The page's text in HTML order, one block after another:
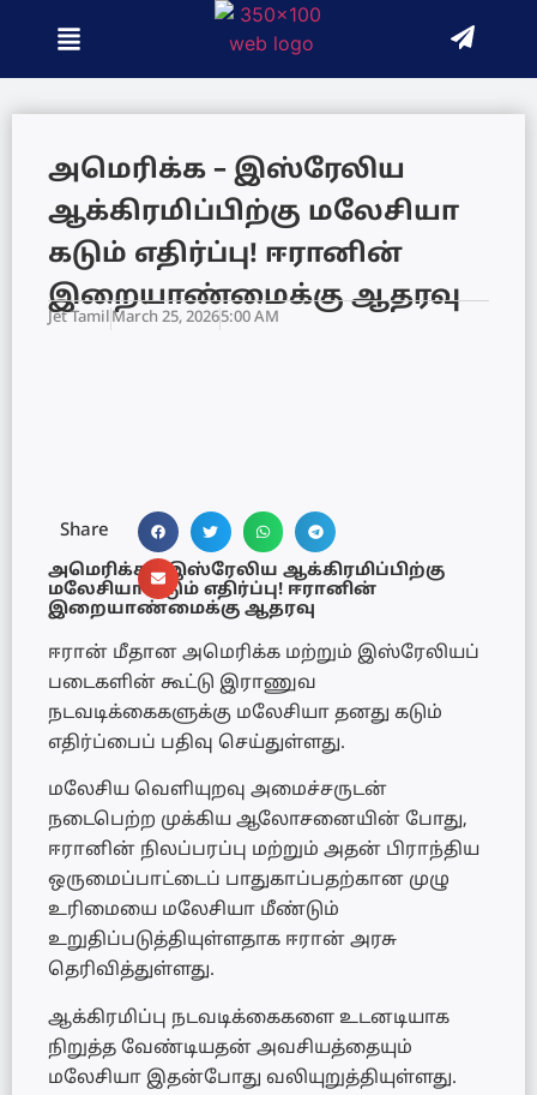
அமெரிக்க – இஸ்ரேலிய
ஆக்கிரமிப்பிற்கு மலேசியா
கடும் எதிர்ப்பு! ஈரானின்
இறையாண்மைக்கு ஆதரவு
Jet TamilMarch 25, 20265:00 AM
Share
அமெரிக்க – இஸ்ரேலிய ஆக்கிரமிப்பிற்கு
மலேசியா கடும் எதிர்ப்பு! ஈரானின்
இறையாண்மைக்கு ஆதரவு
ஈரான் மீதான அமெரிக்க மற்றும் இஸ்ரேலியப்
படைகளின் கூட்டு இராணுவ
நடவடிக்கைகளுக்கு மலேசியா தனது கடும்
எதிர்ப்பைப் பதிவு செய்துள்ளது.
மலேசிய வெளியுறவு அமைச்சருடன்
நடைபெற்ற முக்கிய ஆலோசனையின் போது,
ஈரானின் நிலப்பரப்பு மற்றும் அதன் பிராந்திய
ஒருமைப்பாட்டைப் பாதுகாப்பதற்கான முழு
உரிமையை மலேசியா மீண்டும்
உறுதிப்படுத்தியுள்ளதாக ஈரான் அரசு
தெரிவித்துள்ளது.
ஆக்கிரமிப்பு நடவடிக்கைகளை உடனடியாக
நிறுத்த வேண்டியதன் அவசியத்தையும்
மலேசியா இதன்போது வலியுறுத்தியுள்ளது.